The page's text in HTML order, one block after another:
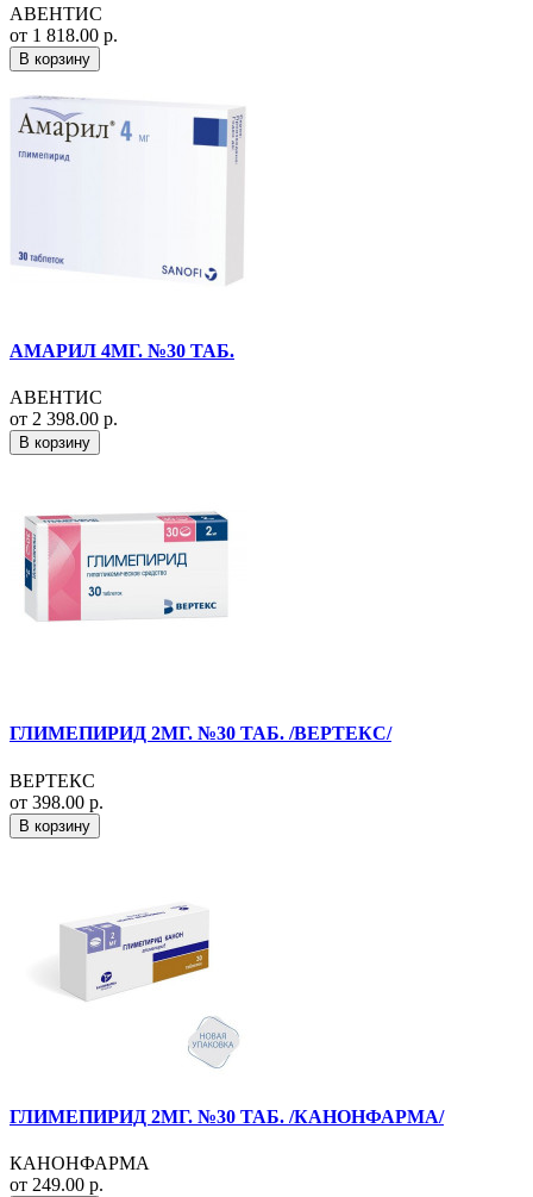
АВЕНТИС
от 1 818.00 р.
В корзину
АМАРИЛ 4МГ. №30 ТАБ.
АВЕНТИС
от 2 398.00 р.
В корзину
ГЛИМЕПИРИД 2МГ. №30 ТАБ. /ВЕРТЕКС/
ВЕРТЕКС
от 398.00 р.
В корзину
ГЛИМЕПИРИД 2МГ. №30 ТАБ. /КАНОНФАРМА/
КАНОНФАРМА
от 249.00 р.